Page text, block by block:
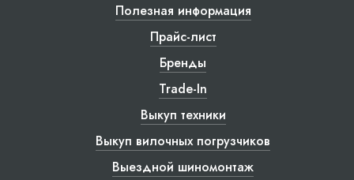
Полезная информация
Прайс-лист
Бренды
Trade-In
Выкуп техники
Выкуп вилочных погрузчиков
Выездной шиномонтаж